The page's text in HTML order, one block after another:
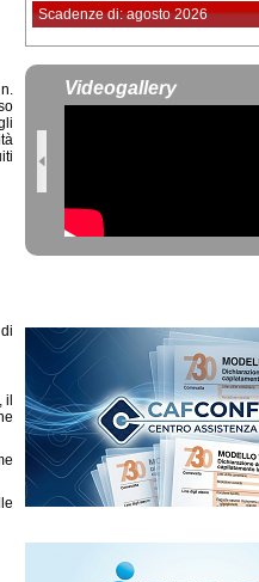
Scadenze di: agosto 2026
Videogallery